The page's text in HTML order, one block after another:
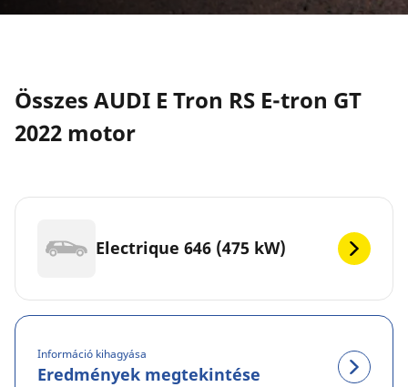
Összes AUDI E Tron RS E-tron GT
2022 motor
Electrique 646 (475 kW)
Információ kihagyása
Eredmények megtekintése